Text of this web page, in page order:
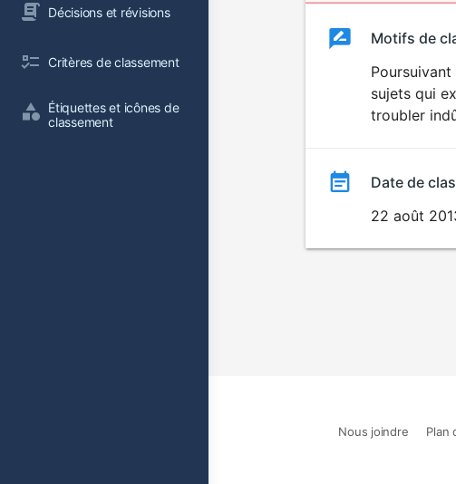
Décisions et révisions
Critères de classement
Étiquettes et icônes de
classement
ClassementClassement
Motifs de
sujets qui
troubler
Date de
22 août
Nous joindre Plan